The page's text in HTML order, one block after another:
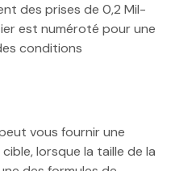
des prises de 0,2 Mil-
est numéroté pour une
conditions
vous fournir une
lorsque la taille de la